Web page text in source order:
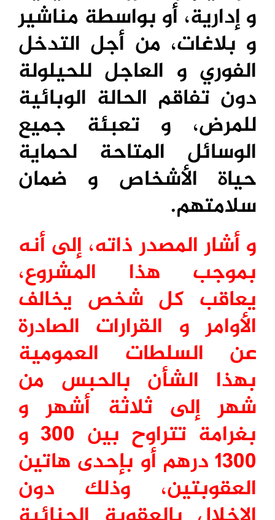
و إدارية، أو بواسطة مناشير
و بلاغات، من أجل التدخل
الفوري و العاجل للحيلولة
دون تفاقم الحالة الوبائية
للمرض، و تعبئة جميع
الوسائل المتاحة لحماية
حياة الأشخاص و ضمان
سلامتهم.
و أشار المصدر ذاته، إلى أنه
بموجب هذا المشروع،
يعاقب كل شخص يخالف
الأوامر و القرارات الصادرة
عن السلطات العمومية
بهذا الشأن بالحبس من
شهر إلى ثلاثة أشهر و
بغرامة تتراوح بين 300 و
1300 درهم أو بإحدى هاتين
العقوبتين، وذلك دون